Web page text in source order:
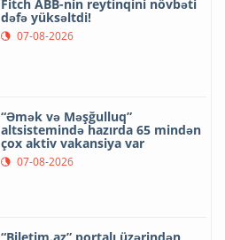
Fitch ABB-nin reytinqini növbəti
dəfə yüksəltdi!
07-08-2026
“Əmək və Məşğulluq”
altsistemində hazırda 65 mindən
çox aktiv vakansiya var
07-08-2026